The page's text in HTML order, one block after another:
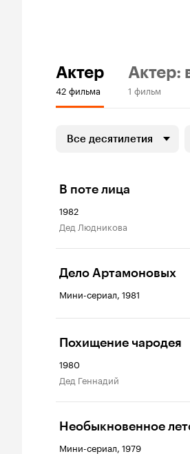
Актер
42 фильма
Актер:
1 фильм
Все десятилетия
В поте лица
1982
дед Людникова
Дело Артамоновых
Мини-сериал, 1981
Похищение чародея
1980
дед Геннадий
Необыкновенное
Мини-сериал, 1979